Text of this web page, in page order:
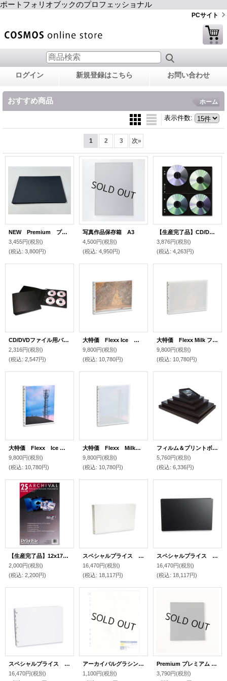
ポートフォリオブックのプロフェッショナル
PCサイト
ログイン 新規登録はこちら お問い合わせ
おすすめ商品 ホーム
表示件数:
1 2 3 次»
NEW Premium プレミアム/A4LS厚手(横）本体のみ
3,455円(税別)
(税込: 3,800円)
写真作品保存箱 A3
4,500円(税別)
(税込: 4,950円)
【生産完了品】CD/DVDファイル8ｘ25
3,876円(税別)
(税込: 4,263円)
CD/DVDファイル用バインダー
2,316円(税別)
(税込: 2,547円)
大特価 Flexx Ice フレックスアイス/11ｘ14(横）本体のみ
9,800円(税別)
(税込: 10,780円)
大特価 Flexx Milk フレックスミルク/11ｘ14(横） 本体のみ
9,800円(税別)
(税込: 10,780円)
大特価 Flexx Ice フレックスアイス/11x14(縦） 本体のみ
9,800円(税別)
(税込: 10,780円)
大特価 Flexx Milk フレックスミルク/11ｘ14(縦） 本体のみ
9,800円(税別)
(税込: 10,780円)
フィルム＆プリントボックスA4
5,760円(税別)
(税込: 6,336円)
【生産完了品】12x17-6PRプレゼンテーションポケット（A3サイズ用）25枚入り
2,000円(税別)
(税込: 2,200円)
スペシャルプライス Vista ヴィスタ Mist Land/ A4 (横) 本体のみ
16,470円(税別)
(税込: 18,117円)
スペシャルプライス Vista ヴィスタ Onyx Land/ A4 (横) 本体のみ
16,470円(税別)
(税込: 18,117円)
スペシャルプライス Vista ヴィスタ Snow Land/ A4 (横) 本体のみ
16,470円(税別)
アーカイバルグラシンスリーブ135/10
1,100円(税別)
Premium プレミアム / A4 (縦) PPリフィル20枚付
3,790円(税別)